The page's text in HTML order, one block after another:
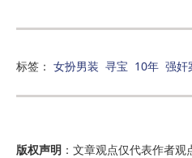
标签： 女扮男装 寻宝 10年 强奸
版权声明 ：文章观点仅代表作者